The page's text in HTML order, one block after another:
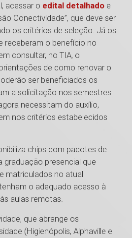
acessar o edital detalhado e
Conectividade”, que deve ser
os critérios de seleção. Já os
receberam o benefício no
consultar, no TIA, o
de como renovar o
ser beneficiados os
a solicitação nos semestres
necessitam do auxílio,
nos critérios estabelecidos
chips com pacotes de
graduação presencial que
matriculados no atual
o adequado acesso à
aulas remotas.
que abrange os
(Higienópolis, Alphaville e